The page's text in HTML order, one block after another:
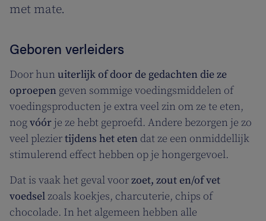
met mate.
Geboren verleiders
Door hun uiterlijk of door de gedachten die ze
oproepen geven sommige voedingsmiddelen of
voedingsproducten je extra veel zin om ze te eten,
nogvóór je ze hebt geproefd. Andere bezorgen je zo
veel pleziertijdens het eten dat ze een onmiddellijk
stimulerend effect hebben op je hongergevoel.
Dat is vaak het geval voorzoet, zout en/of vet
voedsel zoals koekjes, charcuterie, chips of
chocolade. In het algemeen hebben alle